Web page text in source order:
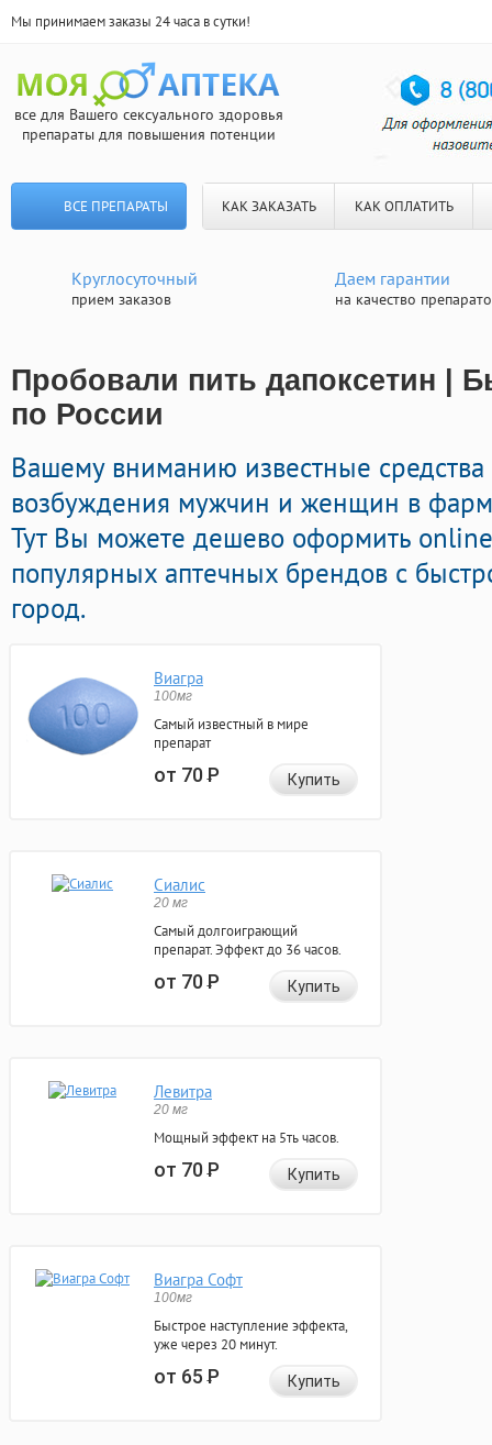
Мы принимаем заказы 24 часа в сутки!
все для Вашего сексуального здоровья
препараты для повышения потенции
ВСЕ ПРЕПАРАТЫ КАК ЗАКАЗАТЬ КАК ОПЛАТИТЬ
Круглосуточный
прием заказов
Даем гарантии
на качество
Пробовали пить дапоксетин |
по России
Вашему вниманию известные
возбуждения мужчин и женщин в
Тут Вы можете дешево оформить
популярных аптечных брендов с
город.
Виагра
100мг
Самый известный в мире
препарат
от 70Р Купить
Сиалис
20 мг
Самый долгоиграющий
препарат. Эффект до 36 часов.
от 70Р Купить
Левитра
20 мг
Мощный эффект на 5ть часов.
от 70Р Купить
Виагра Софт
100мг
Быстрое наступление эффекта,
уже через 20 минут.
от 65Р Купить